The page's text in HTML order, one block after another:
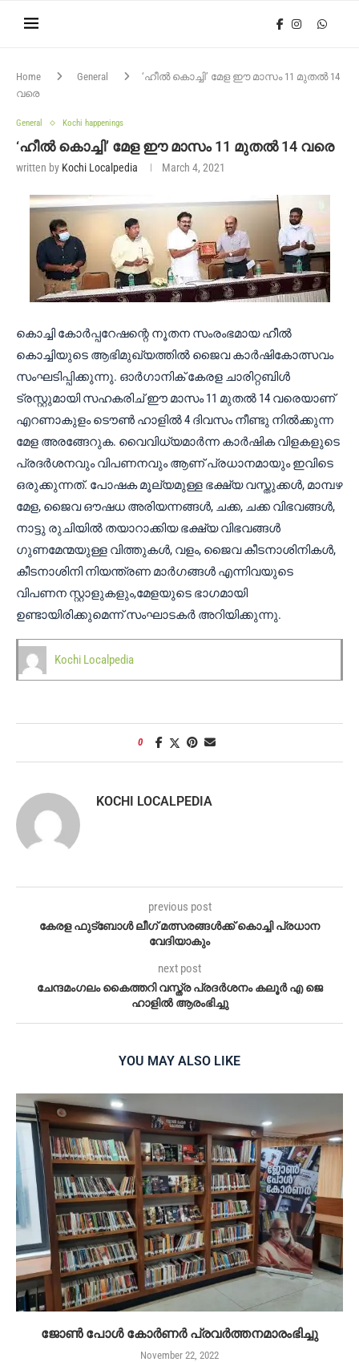
Home General
‘ഹീൽ കൊച്ചി’ മേള ഈ മാസം 11 മുതൽ 14
വരെ
General Kochi happenings
‘ഹീൽ കൊച്ചി’ മേള ഈ മാസം 11 മുതൽ 14 വരെ
written by Kochi Localpedia March 4, 2021
കൊച്ചി കോർപ്പറേഷന്റെ നൂതന സംരംഭമായ ഹീൽ
കൊച്ചിയുടെ ആഭിമുഖ്യത്തിൽ ജൈവ കാർഷികോത്സവം
സംഘടിപ്പിക്കുന്നു. ഓർഗാനിക് കേരള ചാരിറ്റബിൾ
ട്രസ്റ്റുമായി സഹകരിച് ഈ മാസം 11 മുതൽ 14 വരെയാണ്
എറണാകുളം ടൌൺ ഹാളിൽ 4 ദിവസം നീണ്ടു നിൽക്കുന്ന
മേള അരങ്ങേറുക. വൈവിധ്യമാർന്ന കാർഷിക വിളകളുടെ
പ്രദർശനവും വിപണനവും ആണ് പ്രധാനമായും ഇവിടെ
ഒരുക്കുന്നത്. പോഷക മൂല്യമുള്ള ഭക്ഷ്യ വസ്തുക്കൾ, മാമ്പഴ
മേള, ജൈവ ഔഷധ അരിയന്നങ്ങൾ, ചക്ക, ചക്ക വിഭവങ്ങൾ,
നാട്ടു രുചിയിൽ തയാറാക്കിയ ഭക്ഷ്യ വിഭവങ്ങൾ
ഗുണമേന്മയുള്ള വിത്തുകൾ, വളം, ജൈവ കീടനാശിനികൾ,
കീടനാശിനി നിയന്ത്രണ മാർഗങ്ങൾ എന്നിവയുടെ
വിപണന സ്റ്റാളുകളും,മേളയുടെ ഭാഗമായി
ഉണ്ടായിരിക്കുമെന്ന് സംഘാടകർ അറിയിക്കുന്നു.
Kochi Localpedia
0
KOCHI LOCALPEDIA
previous post
കേരള ഫുട്ബോൾ ലീഗ് മത്സരങ്ങൾക്ക് കൊച്ചി പ്രധാന
വേദിയാകും
next post
ചേന്ദമംഗലം കൈത്തറി വസ്ത്ര പ്രദർശനം കലൂർ എ ജെ
ഹാളിൽ ആരംഭിച്ചു
YOU MAY ALSO LIKE
ജോൺ പോൾ കോർണർ പ്രവർത്തനമാരംഭിച്ചു
November 22, 2022